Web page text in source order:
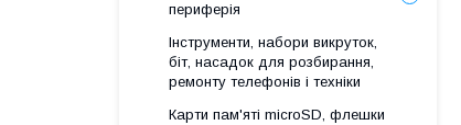
периферія
Інструменти, набори викруток,
біт, насадок для розбирання,
ремонту телефонів і техніки
Карти пам'яті microSD, флешки